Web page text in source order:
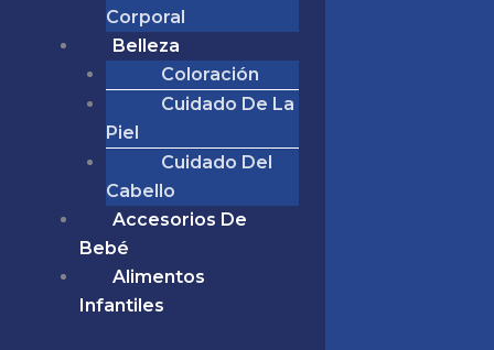
Corporal
Belleza
Coloración
Cuidado De La
Piel
Cuidado Del
Cabello
Accesorios De
Bebé
Alimentos
Infantiles